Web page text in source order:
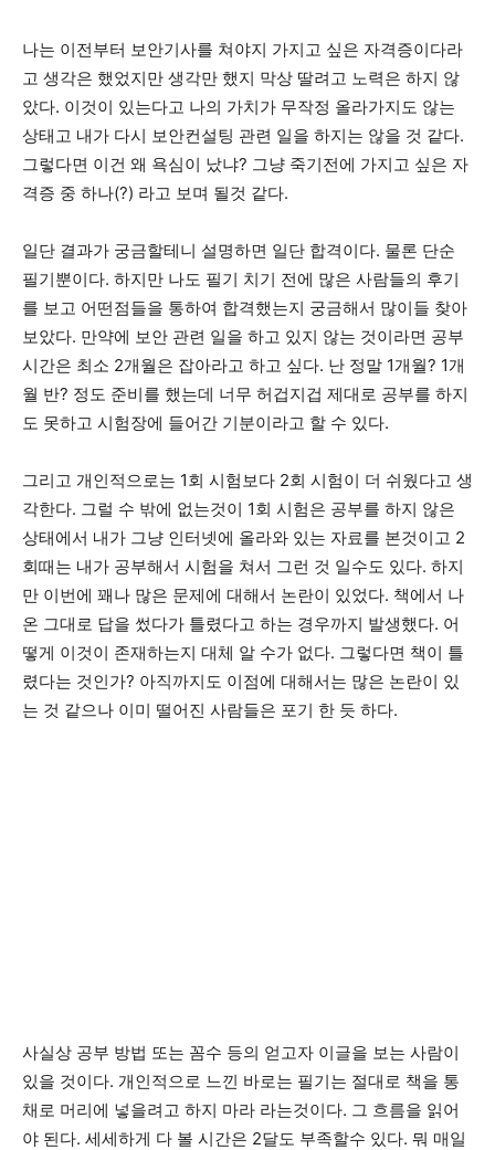
나는 이전부터 보안기사를 쳐야지 가지고 싶은 자격증이다라
고 생각은 했었지만 생각만 했지 막상 딸려고 노력은 하지 않
았다. 이것이 있는다고 나의 가치가 무작정 올라가지도 않는
상태고 내가 다시 보안컨설팅 관련 일을 하지는 않을 것 같다.
그렇다면 이건 왜 욕심이 났냐? 그냥 죽기전에 가지고 싶은 자
격증 중 하나(?) 라고 보며 될것 같다.
일단 결과가 궁금할테니 설명하면 일단 합격이다. 물론 단순
필기뿐이다. 하지만 나도 필기 치기 전에 많은 사람들의 후기
를 보고 어떤점들을 통하여 합격했는지 궁금해서 많이들 찾아
보았다. 만약에 보안 관련 일을 하고 있지 않는 것이라면 공부
시간은 최소 2개월은 잡아라고 하고 싶다. 난 정말 1개월? 1개
월 반? 정도 준비를 했는데 너무 허겁지겁 제대로 공부를 하지
도 못하고 시험장에 들어간 기분이라고 할 수 있다.
그리고 개인적으로는 1회 시험보다 2회 시험이 더 쉬웠다고 생
각한다. 그럴 수 밖에 없는것이 1회 시험은 공부를 하지 않은
상태에서 내가 그냥 인터넷에 올라와 있는 자료를 본것이고 2
회때는 내가 공부해서 시험을 쳐서 그런 것 일수도 있다. 하지
만 이번에 꽤나 많은 문제에 대해서 논란이 있었다. 책에서 나
온 그대로 답을 썼다가 틀렸다고 하는 경우까지 발생했다. 어
떻게 이것이 존재하는지 대체 알 수가 없다. 그렇다면 책이 틀
렸다는 것인가? 아직까지도 이점에 대해서는 많은 논란이 있
는 것 같으나 이미 떨어진 사람들은 포기 한 듯 하다.
사실상 공부 방법 또는 꼼수 등의 얻고자 이글을 보는 사람이
있을 것이다. 개인적으로 느낀 바로는 필기는 절대로 책을 통
채로 머리에 넣을려고 하지 마라 라는것이다. 그 흐름을 읽어
야 된다. 세세하게 다 볼 시간은 2달도 부족할수 있다. 뭐 매일